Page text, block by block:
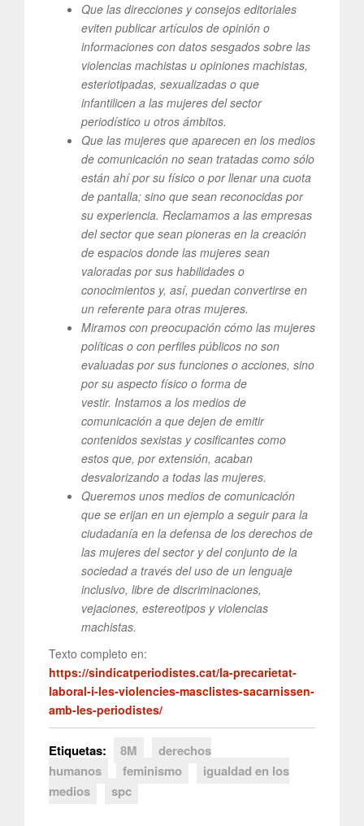
Que las direcciones y consejos editoriales
eviten publicar artículos de opinión o
informaciones con datos sesgados sobre las
violencias machistas u opiniones machistas,
esteriotipadas, sexualizadas o que
infantilicen a las mujeres del sector
periodístico u otros ámbitos.
Que las mujeres que aparecen en los medios
de comunicación no sean tratadas como sólo
están ahí por su físico o por llenar una cuota
de pantalla; sino que sean reconocidas por
su experiencia. Reclamamos a las empresas
del sector que sean pioneras en la creación
de espacios donde las mujeres sean
valoradas por sus habilidades o
conocimientos y, así, puedan convertirse en
un referente para otras mujeres.
Miramos con preocupación cómo las mujeres
políticas o con perfiles públicos no son
evaluadas por sus funciones o acciones, sino
por su aspecto físico o forma de
vestir. Instamos a los medios de
comunicación a que dejen de emitir
contenidos sexistas y cosificantes como
estos que, por extensión, acaban
desvalorizando a todas las mujeres.
Queremos unos medios de comunicación
que se erijan en un ejemplo a seguir para la
ciudadanía en la defensa de los derechos de
las mujeres del sector y del conjunto de la
sociedad a través del uso de un lenguaje
inclusivo, libre de discriminaciones,
vejaciones, estereotipos y violencias
machistas.
Texto completo en:
https://sindicatperiodistes.cat/la-precarietat-
laboral-i-les-violencies-masclistes-sacarnissen-
amb-les-periodistes/
Etiquetas: 8M
derechos
humanos
feminismo
igualdad en los
medios
spc